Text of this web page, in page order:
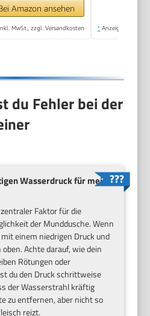
6x
10x
Amazon ansehen
MwSt., zzgl. Versandkosten * Anzeige
du Fehler bei der
Wasserdruck für meine
Faktor für die
der Munddusche. Wenn
einem niedrigen Druck und
Achte darauf, wie dein
Rötungen oder
du den Druck schrittweise
der Wasserstrahl kräftig
zu entfernen, aber nicht so
reizt.